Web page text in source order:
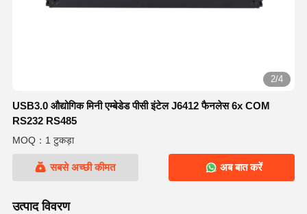
2/4
USB3.0 औद्योगिक मिनी एम्बेडेड पीसी इंटेल J6412 फैनलेस 6x COM
RS232 RS485
MOQ：1 टुकड़ा
सबसे अच्छी कीमत अब बात करें
उत्पाद विवरण